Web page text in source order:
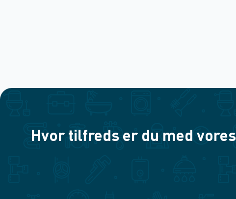
Hvor tilfreds er du med